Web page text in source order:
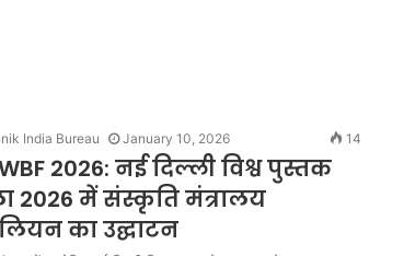
India Bureau January 10, 2026 14
2026: नई दिल्ली विश्व पुस्तक
2026 में संस्कृति मंत्रालय
का उद्घाटन
Anti
Paper
Leak
Bill